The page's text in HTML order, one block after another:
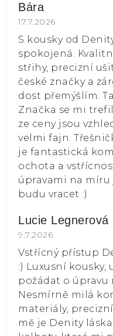
Bára
Hodnocení
17.7.2026
S kousky od
spokojená.
střihy, precizní
české značky a
dost přemýšlím.
Značka se mi
ze ceny jsou
velmi fajn.
je fantastická
ochota a
úpravami na míru
budu vracet :)
Lucie Legnerová
Hodnocení
9.7.2026
Vstřícný přístup
:) Luxusní kousky,
požádat o úpravu
Nesmírně milá
materiály,
mě je Denity